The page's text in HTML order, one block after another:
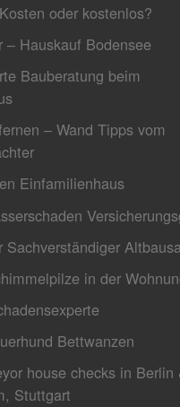
oder kostenlos?
– Hauskauf Bodensee
Bauberatung beim
– Wand Tipps vom
Einfamilienhaus
Sachverständiger
in der
Bettwanzen
house checks in Berlin
Stuttgart